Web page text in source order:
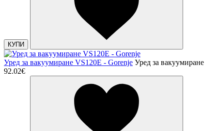
КУПИ
Уред за вакуумиране VS120E - Gorenje Уред за вакуумиране
92.02€